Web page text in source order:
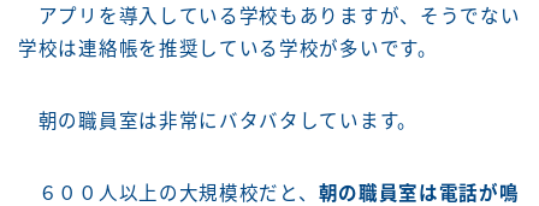
アプリを導入している学校もありますが、そうでない
学校は連絡帳を推奨している学校が多いです。
朝の職員室は非常にバタバタしています。
６００人以上の大規模校だと、 朝の職員室は電話が鳴